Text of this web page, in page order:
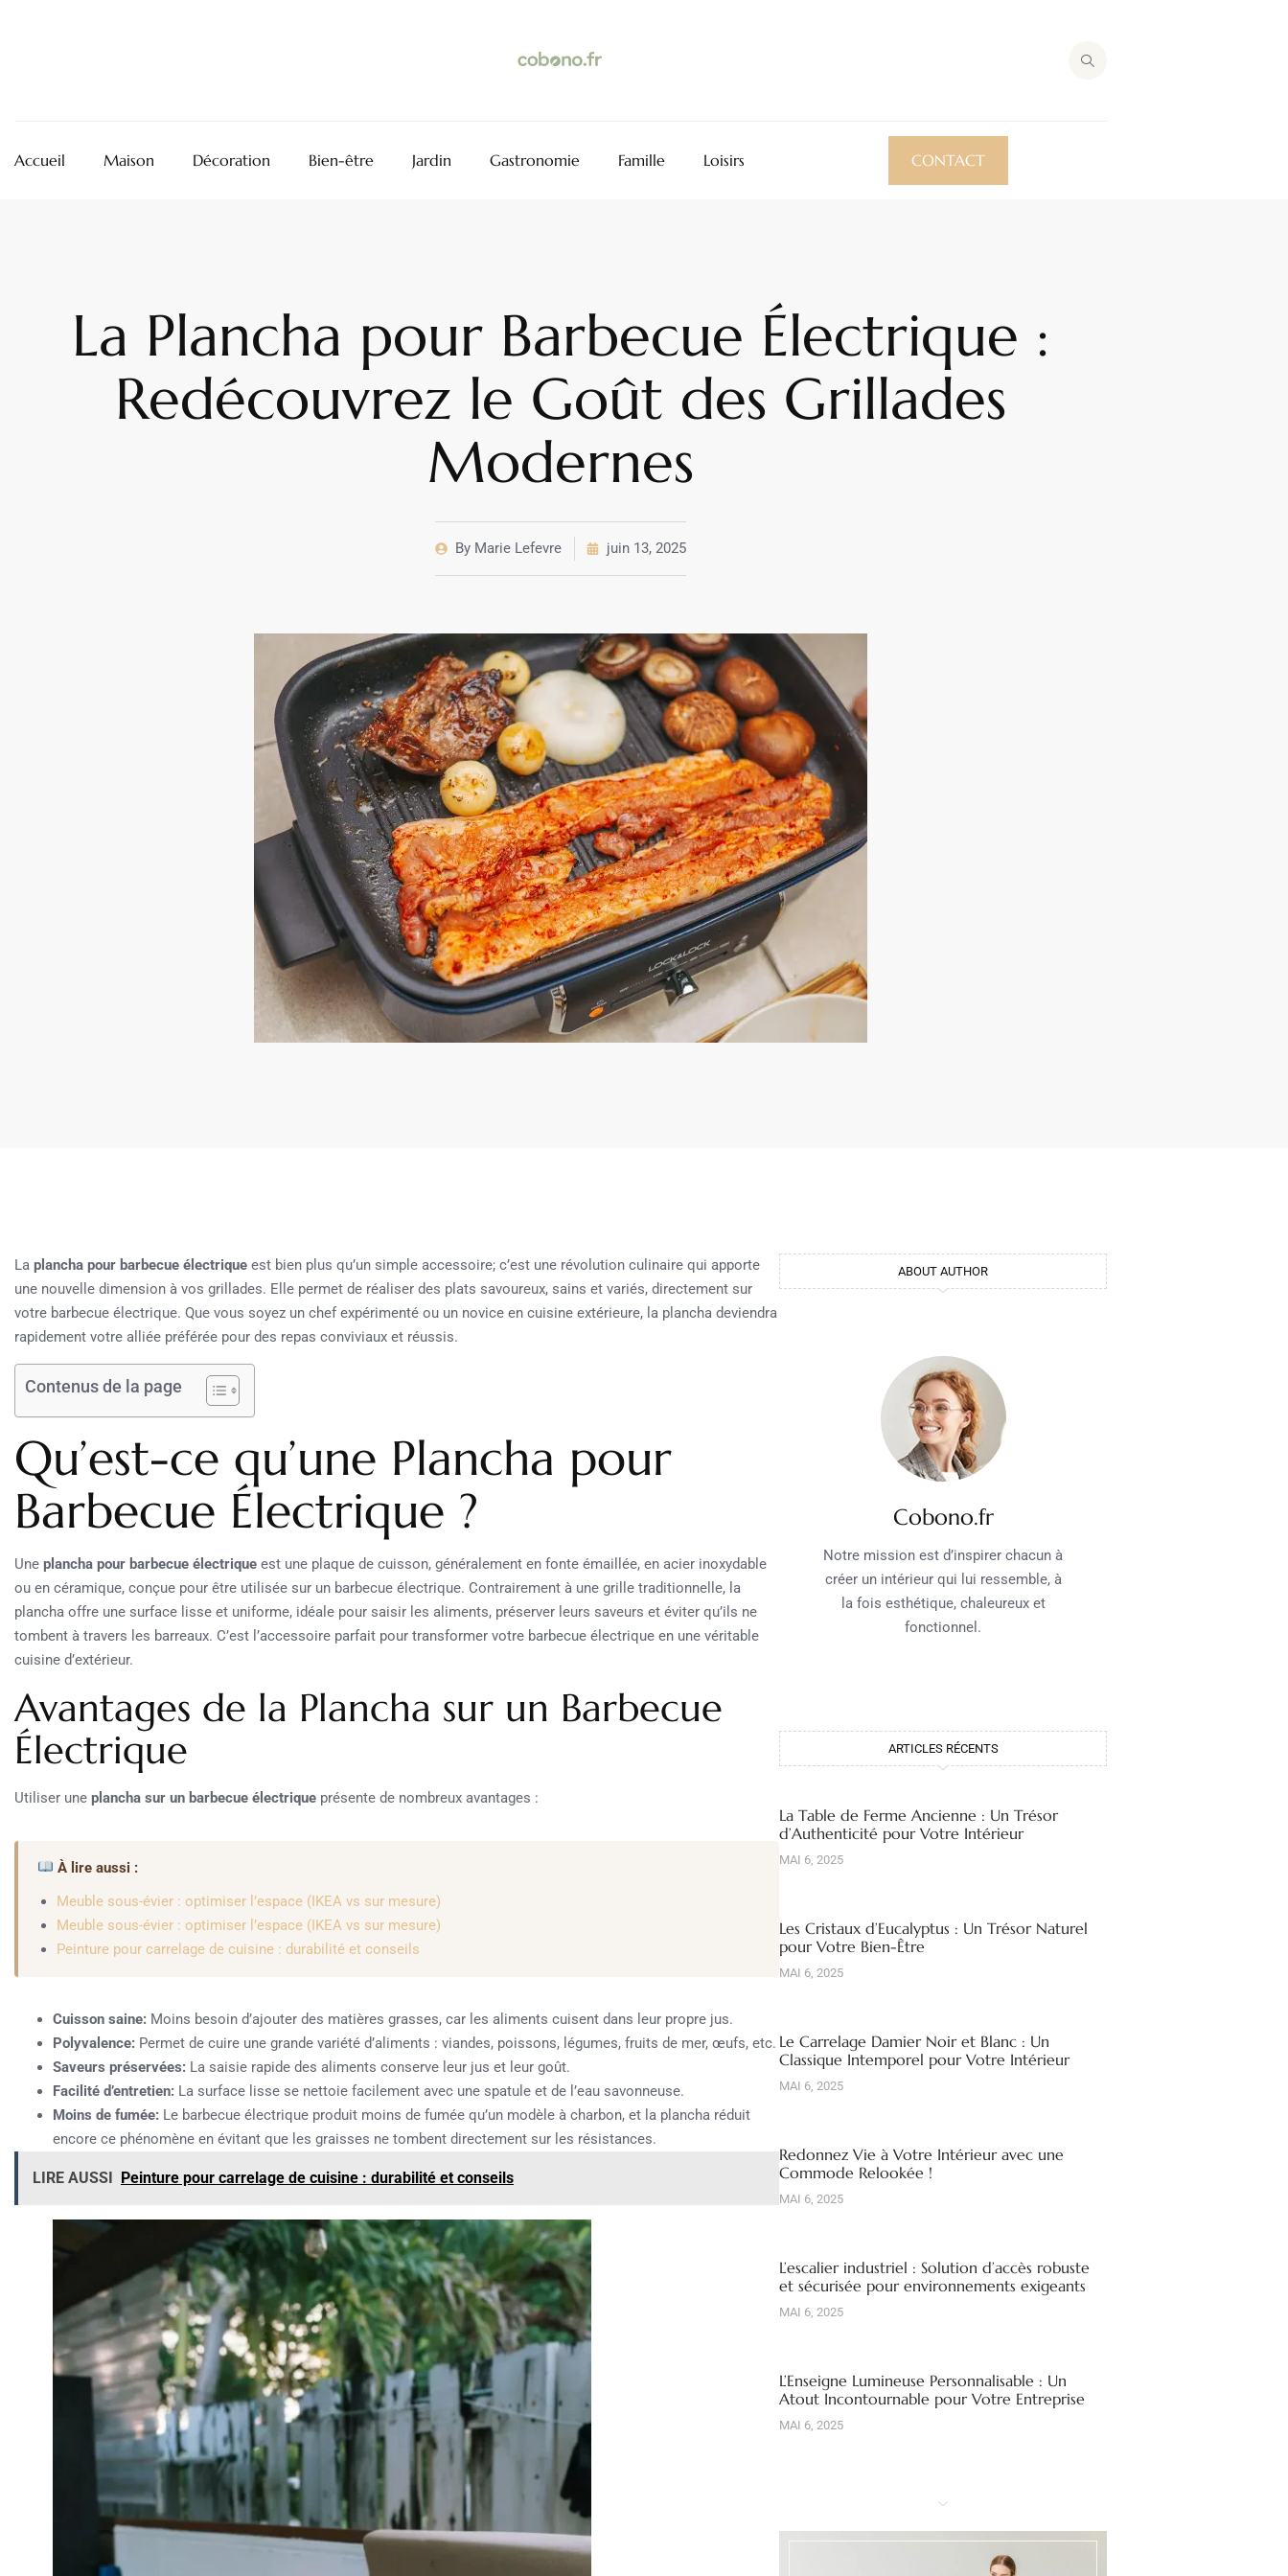
Accueil Maison Décoration Bien-être Jardin Gastronomie Famille Loisirs CONTACT
La Plancha pour Barbecue Électrique :
Redécouvrez le Goût des Grillades
Modernes
By Marie Lefevre juin 13, 2025
La plancha pour barbecue électrique est bien plus qu’un simple accessoire; c’est une révolution culinaire qui apporte
une nouvelle dimension à vos grillades. Elle permet de réaliser des plats savoureux, sains et variés, directement sur
votre barbecue électrique. Que vous soyez un chef expérimenté ou un novice en cuisine extérieure, la plancha deviendra
rapidement votre alliée préférée pour des repas conviviaux et réussis.
Contenus de la page
Qu’est-ce qu’une Plancha pour
Barbecue Électrique ?
Une plancha pour barbecue électrique est une plaque de cuisson, généralement en fonte émaillée, en acier inoxydable
ou en céramique, conçue pour être utilisée sur un barbecue électrique. Contrairement à une grille traditionnelle, la
plancha offre une surface lisse et uniforme, idéale pour saisir les aliments, préserver leurs saveurs et éviter qu’ils ne
tombent à travers les barreaux. C’est l’accessoire parfait pour transformer votre barbecue électrique en une véritable
cuisine d’extérieur.
Avantages de la Plancha sur un Barbecue
Électrique
Utiliser une plancha sur un barbecue électrique présente de nombreux avantages :
À lire aussi :
Meuble sous-évier : optimiser l’espace (IKEA vs sur mesure)
Meuble sous-évier : optimiser l’espace (IKEA vs sur mesure)
Peinture pour carrelage de cuisine : durabilité et conseils
Cuisson saine: Moins besoin d’ajouter des matières grasses, car les aliments cuisent dans leur propre jus.
Polyvalence: Permet de cuire une grande variété d’aliments : viandes, poissons, légumes, fruits de mer, œufs, etc.
Saveurs préservées: La saisie rapide des aliments conserve leur jus et leur goût.
Facilité d’entretien: La surface lisse se nettoie facilement avec une spatule et de l’eau savonneuse.
Moins de fumée: Le barbecue électrique produit moins de fumée qu’un modèle à charbon, et la plancha réduit
encore ce phénomène en évitant que les graisses ne tombent directement sur les résistances.
LIRE AUSSI Peinture pour carrelage de cuisine : durabilité et conseils
ABOUT AUTHOR
Cobono.fr
Notre mission est d’inspirer chacun à
créer un intérieur qui lui ressemble, à
la fois esthétique, chaleureux et
fonctionnel.
ARTICLES RÉCENTS
La Table de Ferme Ancienne : Un Trésor
d’Authenticité pour Votre Intérieur
MAI 6, 2025
Les Cristaux d’Eucalyptus : Un Trésor Naturel
pour Votre Bien-Être
MAI 6, 2025
Le Carrelage Damier Noir et Blanc : Un
Classique Intemporel pour Votre Intérieur
MAI 6, 2025
Redonnez Vie à Votre Intérieur avec une
Commode Relookée !
MAI 6, 2025
L’escalier industriel : Solution d’accès robuste
et sécurisée pour environnements exigeants
MAI 6, 2025
L’Enseigne Lumineuse Personnalisable : Un
Atout Incontournable pour Votre Entreprise
MAI 6, 2025